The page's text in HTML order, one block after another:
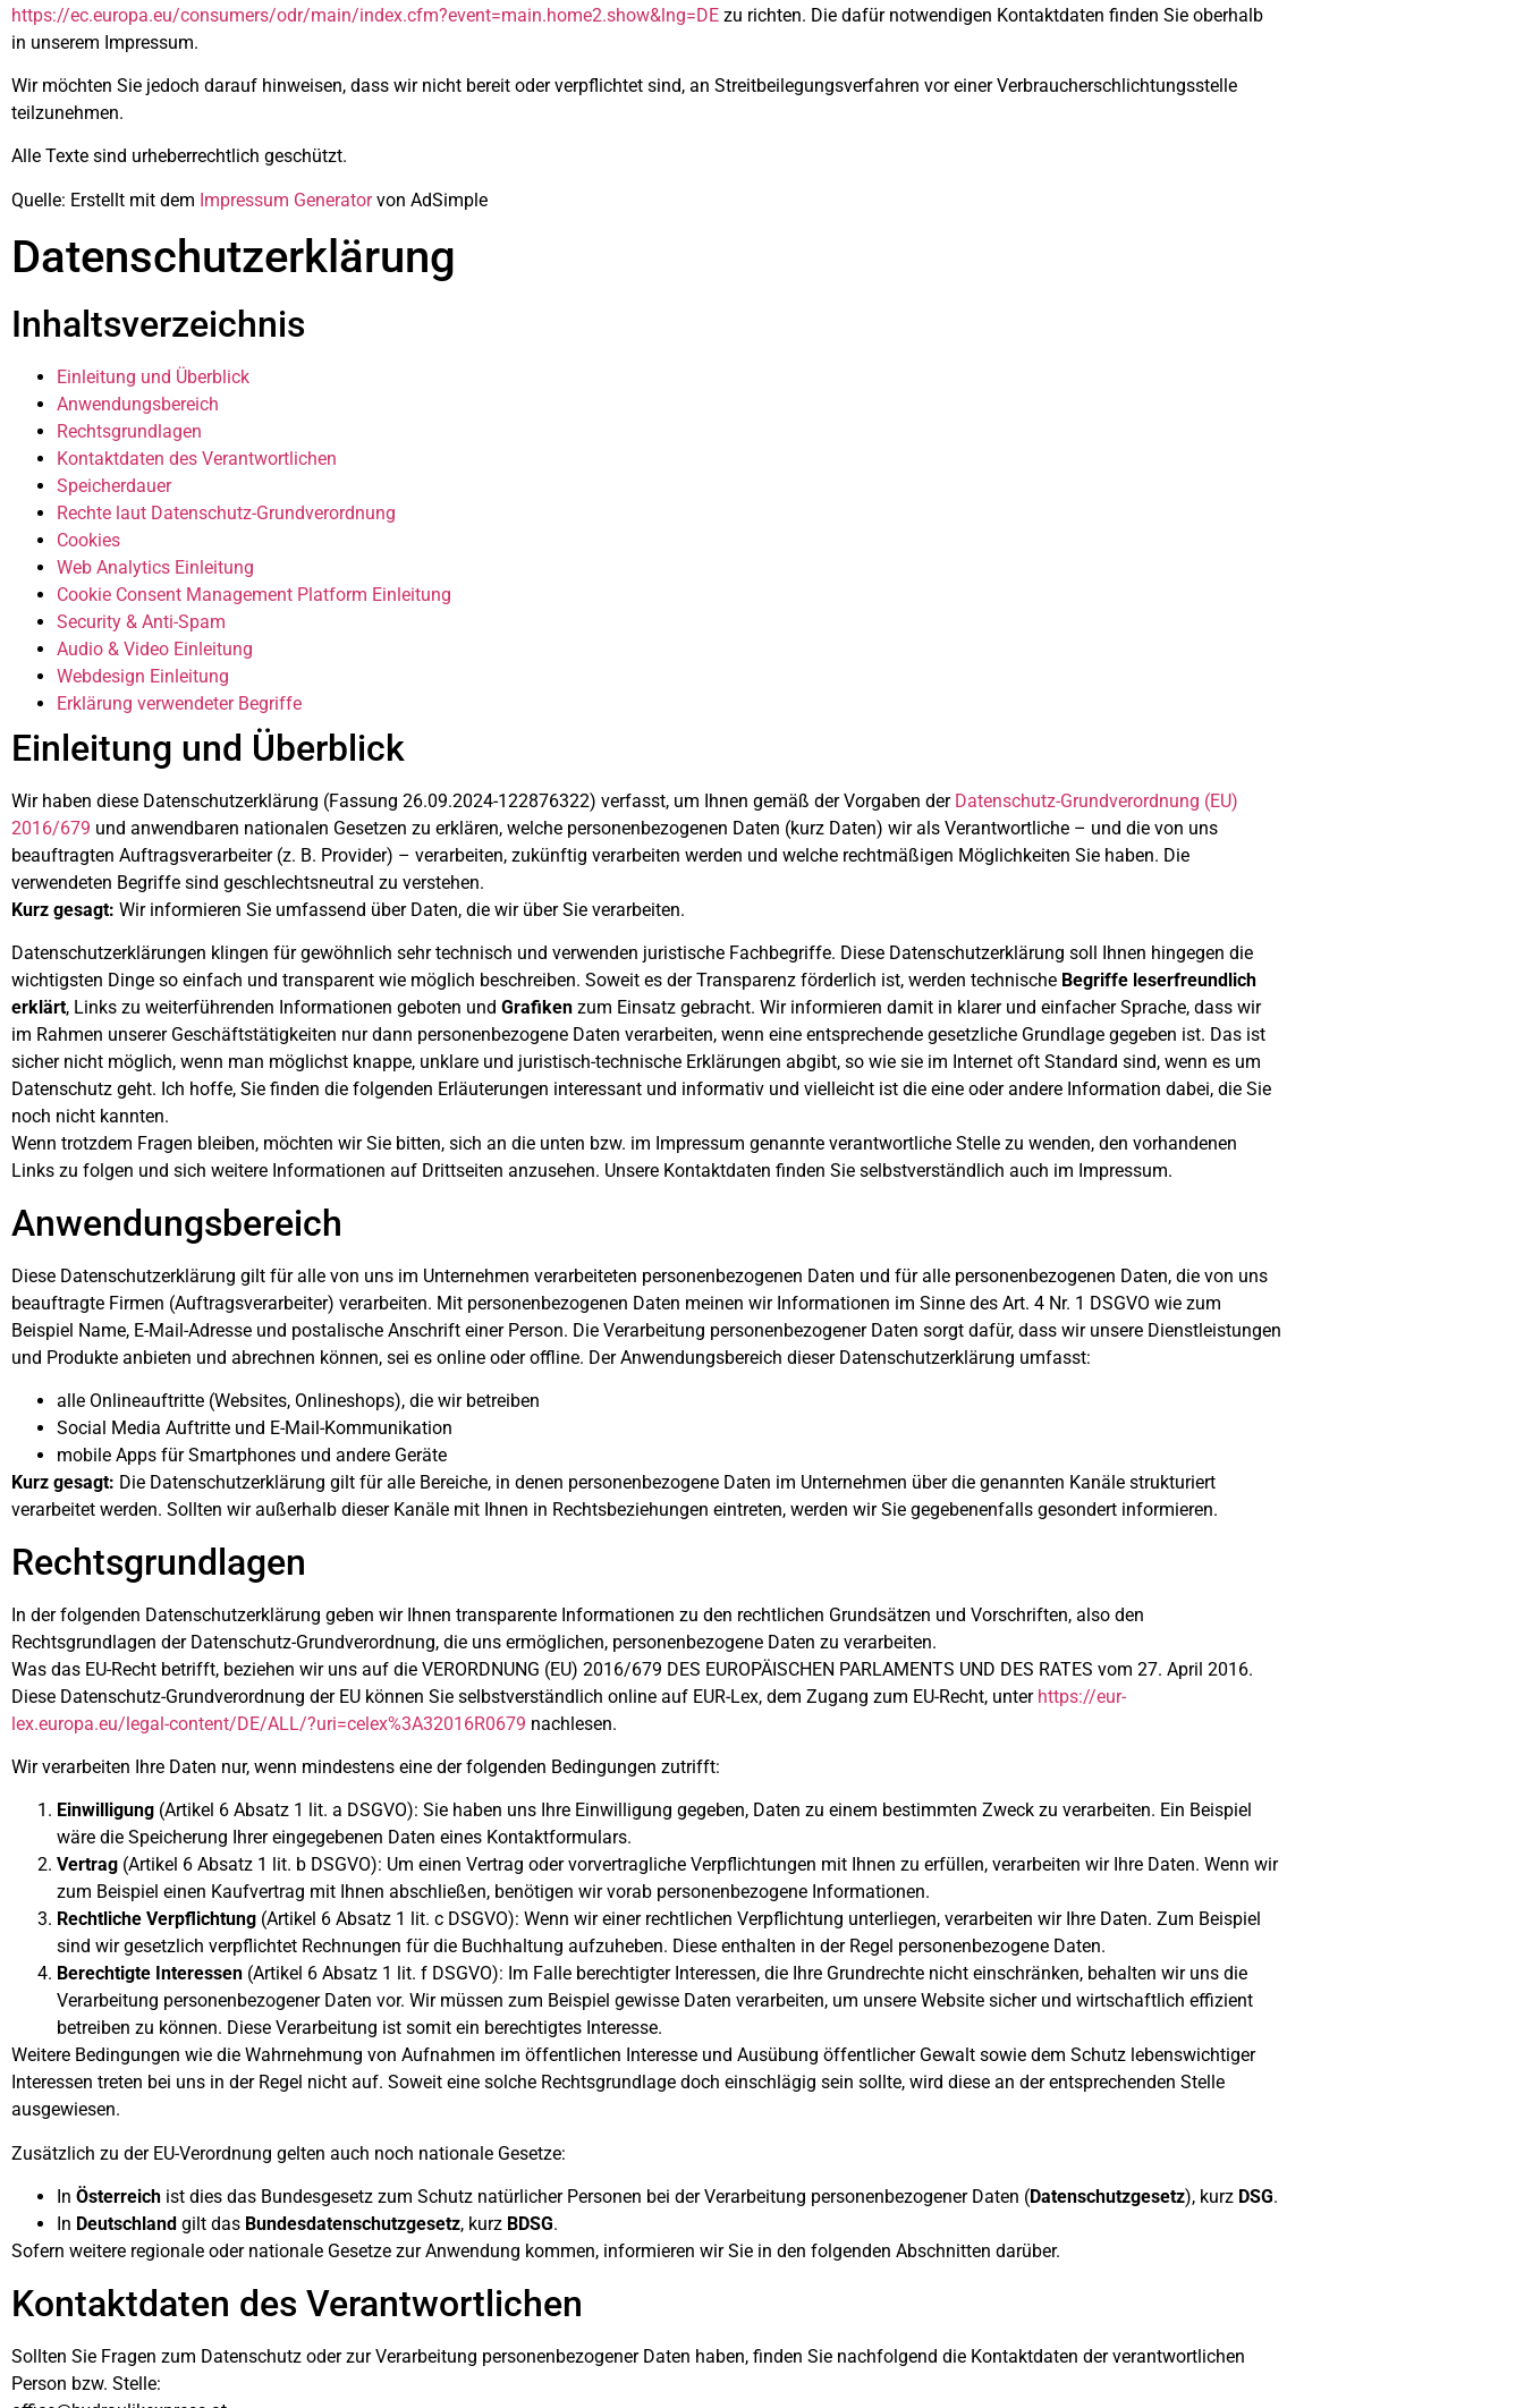
https://ec.europa.eu/consumers/odr/main/index.cfm?event=main.home2.show&lng=DE zu richten. Die dafür notwendigen Kontaktdaten finden Sie oberhalb
in unserem Impressum.
Wir möchten Sie jedoch darauf hinweisen, dass wir nicht bereit oder verpflichtet sind, an Streitbeilegungsverfahren vor einer Verbraucherschlichtungsstelle
teilzunehmen.
Alle Texte sind urheberrechtlich geschützt.
Quelle: Erstellt mit dem Impressum Generatorvon AdSimple
Datenschutzerklärung
Inhaltsverzeichnis
Einleitung und Überblick
Anwendungsbereich
Rechtsgrundlagen
Kontaktdaten des Verantwortlichen
Speicherdauer
Rechte laut Datenschutz-Grundverordnung
Cookies
Web Analytics Einleitung
Cookie Consent Management Platform Einleitung
Security & Anti-Spam
Audio & Video Einleitung
Webdesign Einleitung
Erklärung verwendeter Begriffe
Einleitung und Überblick
Wir haben diese Datenschutzerklärung (Fassung 26.09.2024-122876322) verfasst, um Ihnen gemäß der Vorgaben der Datenschutz-Grundverordnung (EU)
2016/679 und anwendbaren nationalen Gesetzen zu erklären, welche personenbezogenen Daten (kurz Daten) wir als Verantwortliche – und die von uns
beauftragten Auftragsverarbeiter (z. B. Provider) – verarbeiten, zukünftig verarbeiten werden und welche rechtmäßigen Möglichkeiten Sie haben. Die
verwendeten Begriffe sind geschlechtsneutral zu verstehen.
Kurz gesagt: Wir informieren Sie umfassend über Daten, die wir über Sie verarbeiten.
Datenschutzerklärungen klingen für gewöhnlich sehr technisch und verwenden juristische Fachbegriffe. Diese Datenschutzerklärung soll Ihnen hingegen die
wichtigsten Dinge so einfach und transparent wie möglich beschreiben. Soweit es der Transparenz förderlich ist, werden technische Begriffe leserfreundlich
erklärt, Links zu weiterführenden Informationen geboten und Grafiken zum Einsatz gebracht. Wir informieren damit in klarer und einfacher Sprache, dass wir
im Rahmen unserer Geschäftstätigkeiten nur dann personenbezogene Daten verarbeiten, wenn eine entsprechende gesetzliche Grundlage gegeben ist. Das ist
sicher nicht möglich, wenn man möglichst knappe, unklare und juristisch-technische Erklärungen abgibt, so wie sie im Internet oft Standard sind, wenn es um
Datenschutz geht. Ich hoffe, Sie finden die folgenden Erläuterungen interessant und informativ und vielleicht ist die eine oder andere Information dabei, die Sie
noch nicht kannten.
Wenn trotzdem Fragen bleiben, möchten wir Sie bitten, sich an die unten bzw. im Impressum genannte verantwortliche Stelle zu wenden, den vorhandenen
Links zu folgen und sich weitere Informationen auf Drittseiten anzusehen. Unsere Kontaktdaten finden Sie selbstverständlich auch im Impressum.
Anwendungsbereich
Diese Datenschutzerklärung gilt für alle von uns im Unternehmen verarbeiteten personenbezogenen Daten und für alle personenbezogenen Daten, die von uns
beauftragte Firmen (Auftragsverarbeiter) verarbeiten. Mit personenbezogenen Daten meinen wir Informationen im Sinne des Art. 4 Nr. 1 DSGVO wie zum
Beispiel Name, E-Mail-Adresse und postalische Anschrift einer Person. Die Verarbeitung personenbezogener Daten sorgt dafür, dass wir unsere Dienstleistungen
und Produkte anbieten und abrechnen können, sei es online oder offline. Der Anwendungsbereich dieser Datenschutzerklärung umfasst:
alle Onlineauftritte (Websites, Onlineshops), die wir betreiben
Social Media Auftritte und E-Mail-Kommunikation
mobile Apps für Smartphones und andere Geräte
Kurz gesagt: Die Datenschutzerklärung gilt für alle Bereiche, in denen personenbezogene Daten im Unternehmen über die genannten Kanäle strukturiert
verarbeitet werden. Sollten wir außerhalb dieser Kanäle mit Ihnen in Rechtsbeziehungen eintreten, werden wir Sie gegebenenfalls gesondert informieren.
Rechtsgrundlagen
In der folgenden Datenschutzerklärung geben wir Ihnen transparente Informationen zu den rechtlichen Grundsätzen und Vorschriften, also den
Rechtsgrundlagen der Datenschutz-Grundverordnung, die uns ermöglichen, personenbezogene Daten zu verarbeiten.
Was das EU-Recht betrifft, beziehen wir uns auf die VERORDNUNG (EU) 2016/679 DES EUROPÄISCHEN PARLAMENTS UND DES RATES vom 27. April 2016.
Diese Datenschutz-Grundverordnung der EU können Sie selbstverständlich online auf EUR-Lex, dem Zugang zum EU-Recht, unter https://eur-
lex.europa.eu/legal-content/DE/ALL/?uri=celex%3A32016R0679 nachlesen.
Wir verarbeiten Ihre Daten nur, wenn mindestens eine der folgenden Bedingungen zutrifft:
Einwilligung (Artikel 6 Absatz 1 lit. a DSGVO): Sie haben uns Ihre Einwilligung gegeben, Daten zu einem bestimmten Zweck zu verarbeiten. Ein Beispiel
wäre die Speicherung Ihrer eingegebenen Daten eines Kontaktformulars.
Vertrag (Artikel 6 Absatz 1 lit. b DSGVO): Um einen Vertrag oder vorvertragliche Verpflichtungen mit Ihnen zu erfüllen, verarbeiten wir Ihre Daten. Wenn wir
zum Beispiel einen Kaufvertrag mit Ihnen abschließen, benötigen wir vorab personenbezogene Informationen.
Rechtliche Verpflichtung (Artikel 6 Absatz 1 lit. c DSGVO): Wenn wir einer rechtlichen Verpflichtung unterliegen, verarbeiten wir Ihre Daten. Zum Beispiel
sind wir gesetzlich verpflichtet Rechnungen für die Buchhaltung aufzuheben. Diese enthalten in der Regel personenbezogene Daten.
Berechtigte Interessen (Artikel 6 Absatz 1 lit. f DSGVO): Im Falle berechtigter Interessen, die Ihre Grundrechte nicht einschränken, behalten wir uns die
Verarbeitung personenbezogener Daten vor. Wir müssen zum Beispiel gewisse Daten verarbeiten, um unsere Website sicher und wirtschaftlich effizient
betreiben zu können. Diese Verarbeitung ist somit ein berechtigtes Interesse.
Weitere Bedingungen wie die Wahrnehmung von Aufnahmen im öffentlichen Interesse und Ausübung öffentlicher Gewalt sowie dem Schutz lebenswichtiger
Interessen treten bei uns in der Regel nicht auf. Soweit eine solche Rechtsgrundlage doch einschlägig sein sollte, wird diese an der entsprechenden Stelle
ausgewiesen.
Zusätzlich zu der EU-Verordnung gelten auch noch nationale Gesetze:
In Österreich ist dies das Bundesgesetz zum Schutz natürlicher Personen bei der Verarbeitung personenbezogener Daten (Datenschutzgesetz), kurz DSG.
In Deutschland gilt das Bundesdatenschutzgesetz, kurz BDSG.
Sofern weitere regionale oder nationale Gesetze zur Anwendung kommen, informieren wir Sie in den folgenden Abschnitten darüber.
Kontaktdaten des Verantwortlichen
Sollten Sie Fragen zum Datenschutz oder zur Verarbeitung personenbezogener Daten haben, finden Sie nachfolgend die Kontaktdaten der verantwortlichen
Person bzw. Stelle: